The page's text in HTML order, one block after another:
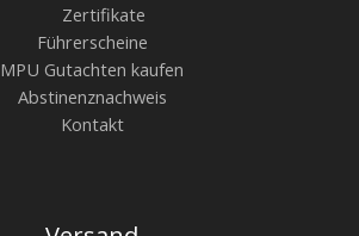
Zertifikate
Führerscheine
MPU Gutachten kaufen
Abstinenznachweis
Kontakt